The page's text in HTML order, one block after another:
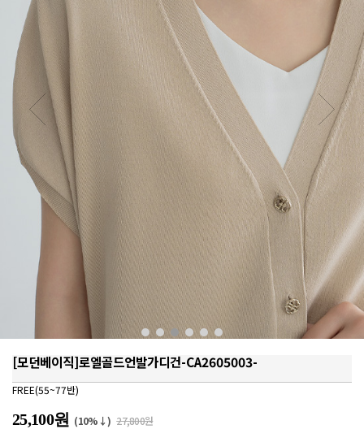
[모던베이직]로엘골드언발가디건-CA2605003-
FREE(55~77반)
25,100원 (10%↓) 27,800원